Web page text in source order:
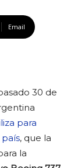
Email
30 de
para
, que la
la